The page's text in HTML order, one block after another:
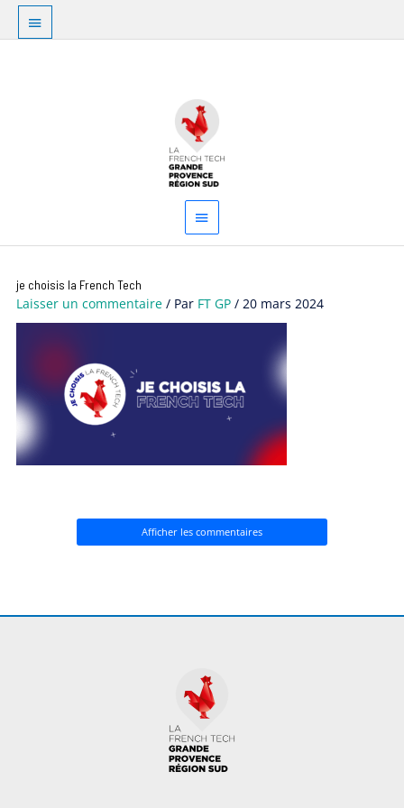
Aller
contenu
Au
dessus
principal
je choisis la French Tech
Laisser un commentaire / Par FT GP/20 mars 2024
Afficher les commentaires